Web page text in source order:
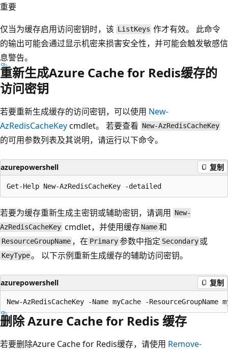
重要
仅当为缓存启用访问密钥时，该 ListKeys 作才有效。 此命令
的输出可能会通过显示机密来损害安全性，并可能会触发敏感信
息警告。
重新生成Azure Cache for Redis缓存的
访问密钥
若要重新生成缓存的访问密钥，可以使用 New-
AzRedisCacheKeycmdlet。 若要查看 New-AzRedisCacheKey
的可用参数列表及其说明，请运行以下命令。
azurepowershell 复制
若要为缓存重新生成主密钥或辅助密钥，请调用 New-
AzRedisCacheKey cmdlet，并使用缓存 Name和
ResourceGroupName ，在 Primary参数中指定 Secondary 或
KeyType。 以下示例重新生成缓存的辅助访问密钥。
azurepowershell 复制
删除 Azure Cache for Redis 缓存
若要删除Azure Cache for Redis缓存，请使用 Remove-